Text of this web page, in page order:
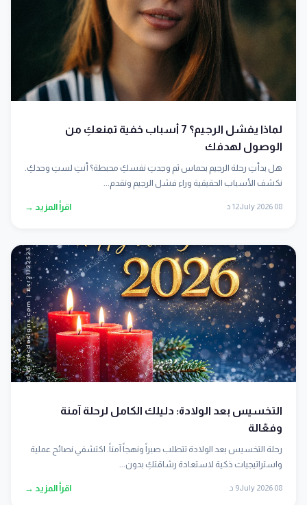
لماذا يفشل الرجيم؟ 7 أسباب خفية تمنعكِ من
الوصول لهدفك
هل بدأتِ رحلة الرجيم بحماس ثم وجدتِ نفسكِ محبطة؟ أنتِ لستِ وحدكِ.
نكشف الأسباب الحقيقية وراء فشل الرجيم ونقدم...
08 July 2026 12 د اقرأ المزيد →
التخسيس بعد الولادة: دليلك الكامل لرحلة آمنة
وفعّالة
رحلة التخسيس بعد الولادة تتطلب صبراً ونهجاً آمناً. اكتشفي نصائح عملية
واستراتيجيات ذكية لاستعادة رشاقتكِ بدون...
08 July 2026 9 د اقرأ المزيد →